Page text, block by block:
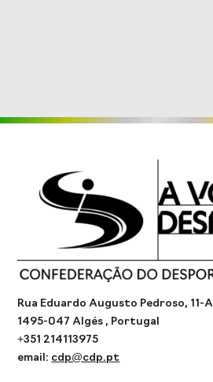
Rua Eduardo Augusto Pedroso, 11-A
1495-047 Algés , Portugal
+351 214113975
email: cdp@cdp.pt